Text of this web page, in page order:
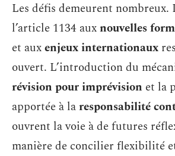
Les défis demeurent nombreux.
l’article 1134 auxnouvelles
et auxenjeux internationaux
ouvert. L’introduction du
révision pour imprévision et la
apportée à laresponsabilité
ouvrent la voie à de futures
manière de concilier flexibilité